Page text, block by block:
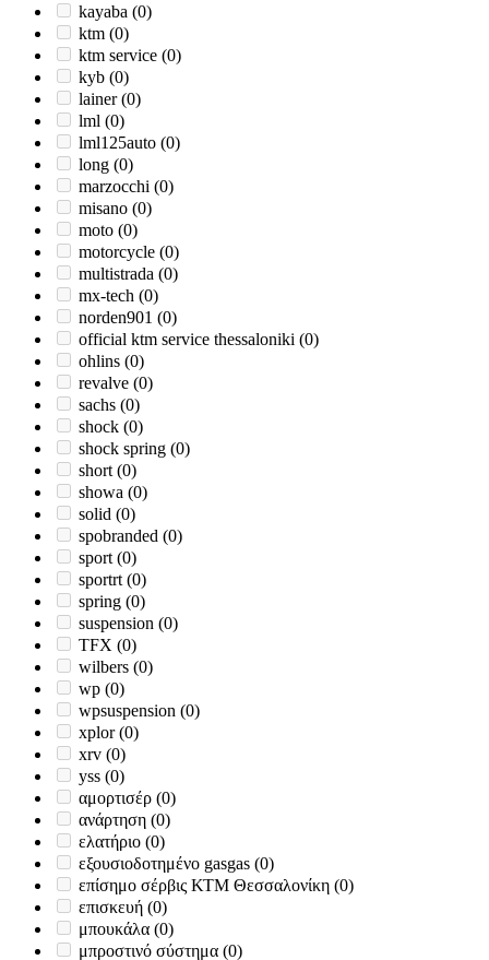
kayaba (0)
ktm (0)
ktm service (0)
kyb (0)
lainer(0)
lml (0)
lml125auto (0)
long (0)
marzocchi (0)
misano (0)
moto (0)
motorcycle (0)
multistrada (0)
mx-tech (0)
norden901 (0)
official ktm service thessaloniki (0)
ohlins (0)
revalve (0)
sachs (0)
shock (0)
shock spring (0)
short (0)
showa (0)
solid (0)
spobranded (0)
sport (0)
sportrt (0)
spring (0)
suspension (0)
TFX (0)
wilbers (0)
wp (0)
wpsuspension (0)
xplor(0)
xrv (0)
yss (0)
αμορτισέρ (0)
ανάρτηση (0)
ελατήριο (0)
εξουσιοδοτημένο gasgas (0)
επίσημο σέρβις ΚΤΜ Θεσσαλονίκη (0)
επισκευή (0)
μπουκάλα (0)
μπροστινό σύστημα (0)